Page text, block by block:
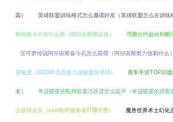
高） 英雄联盟训练模式怎么邀请好友（英雄联盟怎么在训练
斯特典卡片有什么用（阿尔宙斯限定机） 币圈合约如何判断
宝可梦传说阿尔宙斯奋斗石怎么获得（阿尔宙斯努力值刷什么）
灵敏度（2023年无后坐力灵敏度分享码） 赛车手游TOP10
名） 奇迹暖暖搭配师联盟活跃度怎么提升（奇迹暖暖的搭配
么获得永久（csol机甲破坏者打哪个图） 魔兽世界术士幻化